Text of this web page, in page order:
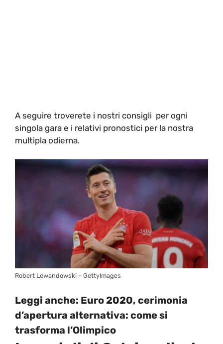
A seguire troverete i nostri consigli per ogni
singola gara e i relativi pronostici per la nostra
multipla odierna.
Robert Lewandowski – GettyImages
Leggi anche: Euro 2020, cerimonia
d’apertura alternativa: come si
trasforma l’Olimpico